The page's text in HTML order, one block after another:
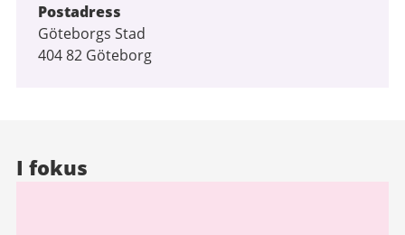
Postadress
Göteborgs Stad
404 82 Göteborg
I fokus